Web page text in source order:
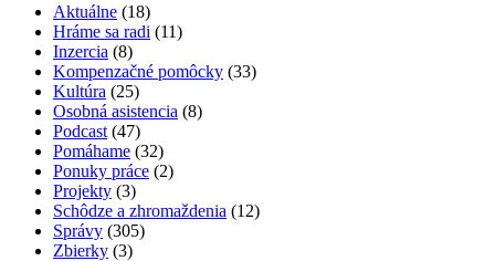
Aktuálne (18)
Hráme sa radi (11)
Inzercia (8)
Kompenzačné pomôcky (33)
Kultúra (25)
Osobná asistencia (8)
Podcast (47)
Pomáhame (32)
Ponuky práce (2)
Projekty (3)
Schôdze a zhromaždenia (12)
Správy (305)
Zbierky (3)